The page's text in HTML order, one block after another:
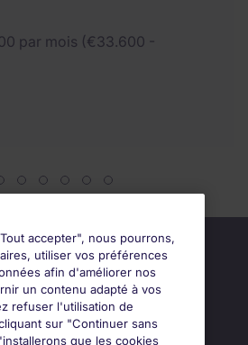
par mois (€33.600 -
accepter", nous pourrons,
utiliser vos préférences
afin d'améliorer nos
un contenu adapté à vos
refuser l'utilisation de
sur "Continuer sans
que les cookies